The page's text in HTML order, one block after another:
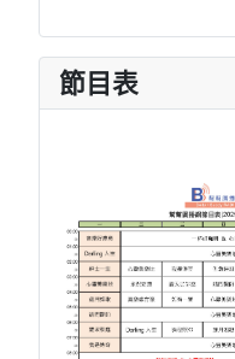
節目表